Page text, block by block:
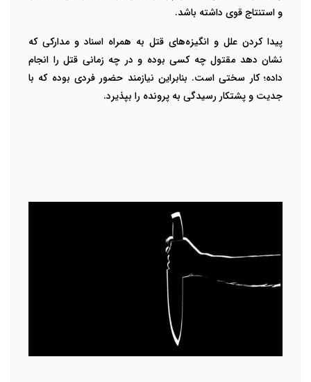
و استنتاج قوی داشته باشد.
پیدا کردن علل و انگیزه‌های قتل به همراه اسناد و مدارکی که
نشان دهد مقتول چه کسی بوده و در چه زمانی قتل را انجام
داده؛ کار سختی است. بنابراین نیازمند حضور فردی بوده که با
جدیت و پشتکار رسیدگی به پرونده را بپذیرد.